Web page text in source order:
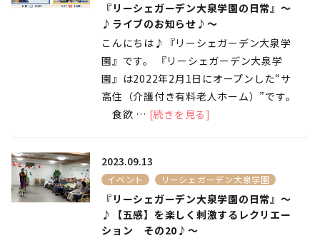
『リーシェガーデン大泉学園の日常』～
♪ライブのお知らせ♪～
こんにちは♪『リーシェガーデン大泉学
園』です。 『リーシェガーデン大泉学
園』は2022年2月1日にオープンした“サ
高住（介護付き有料老人ホーム）”です。
食欲 … [続きを見る]
2023.09.13
イベント リーシェガーデン大泉学園
『リーシェガーデン大泉学園の日常』～
♪【五感】を楽しく刺激するレクリエー
ション その20♪～